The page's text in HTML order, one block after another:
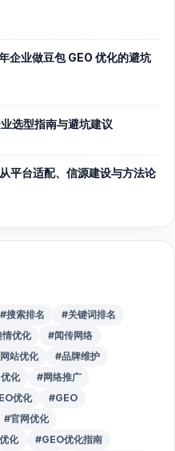
企业做豆包 GEO 优化的避坑
选型指南与避坑建议
平台适配、信源建设与方法论
#搜索排名
#关键词排名
优化
#闻传网络
站优化
#品牌维护
化
#网络推广
优化
#GEO
#官网优化
化
#GEO优化指南